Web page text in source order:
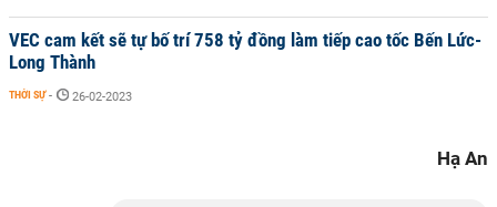
VEC cam kết sẽ tự bố trí 758 tỷ đồng làm tiếp cao tốc Bến Lức-
Long Thành
THỜI SỰ - 26-02-2023
Hạ An